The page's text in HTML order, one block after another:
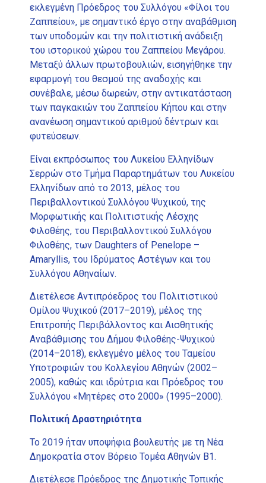
εκλεγμένη Πρόεδρος του Συλλόγου «Φίλοι του
Ζαππείου», με σημαντικό έργο στην αναβάθμιση
των υποδομών και την πολιτιστική ανάδειξη
του ιστορικού χώρου του Ζαππείου Μεγάρου.
Μεταξύ άλλων πρωτοβουλιών, εισηγήθηκε την
εφαρμογή του θεσμού της αναδοχής και
συνέβαλε, μέσω δωρεών, στην αντικατάσταση
των παγκακιών του Ζαππείου Κήπου και στην
ανανέωση σημαντικού αριθμού δέντρων και
φυτεύσεων.
Είναι εκπρόσωπος του Λυκείου Ελληνίδων
Σερρών στο Τμήμα Παραρτημάτων του Λυκείου
Ελληνίδων από το 2013, μέλος του
Περιβαλλοντικού Συλλόγου Ψυχικού, της
Μορφωτικής και Πολιτιστικής Λέσχης
Φιλοθέης, του Περιβαλλοντικού Συλλόγου
Φιλοθέης, των Daughters of Penelope –
Amaryllis, του Ιδρύματος Αστέγων και του
Συλλόγου Αθηναίων.
Διετέλεσε Αντιπρόεδρος του Πολιτιστικού
Ομίλου Ψυχικού (2017–2019), μέλος της
Επιτροπής Περιβάλλοντος και Αισθητικής
Αναβάθμισης του Δήμου Φιλοθέης-Ψυχικού
(2014–2018), εκλεγμένο μέλος του Ταμείου
Υποτροφιών του Κολλεγίου Αθηνών (2002–
2005), καθώς και ιδρύτρια και Πρόεδρος του
Συλλόγου «Μητέρες στο 2000» (1995–2000).
Πολιτική Δραστηριότητα
Το 2019 ήταν υποψήφια βουλευτής με τη Νέα
Δημοκρατία στον Βόρειο Τομέα Αθηνών Β1.
Διετέλεσε Πρόεδρος της Δημοτικής Τοπικής